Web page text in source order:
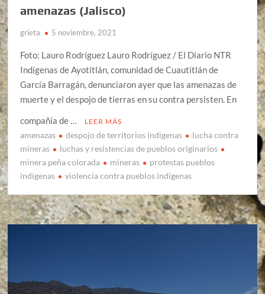
amenazas (Jalisco)
grieta 5 noviembre, 2021
Foto: Lauro Rodríguez Lauro Rodríguez / El Diario NTR
Indígenas de Ayotitlán, comunidad de Cuautitlán de
García Barragán, denunciaron ayer que las amenazas de
muerte y el despojo de tierras en su contra persisten. En
compañía de …
LEER MÁS
amenazas despojo de territorios indigenas
lucha contra
mineras
luchas y resistencias de pueblos originarios
minera peña colorada
mineras
protestas pueblos
indígenas
violencia contra pueblos indigenas